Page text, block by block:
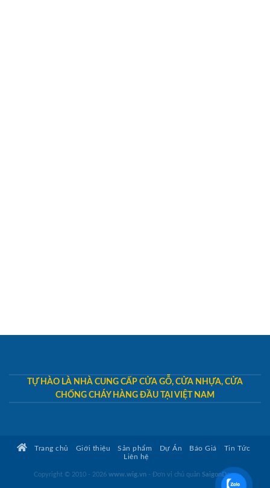
TỰ HÀO LÀ NHÀ CUNG CẤP CỬA GỖ, CỬA NHỰA, CỬA
CHỐNG CHÁY HÀNG ĐẦU TẠI VIỆT NAM
Trang chủ Giới thiệu Sản phẩm Dự Án Báo Giá
Tin Tức
Liên hệ
Copyright © 2010 - 2026 www.wig.vn - Đơn vị chủ quản SaigonDoor